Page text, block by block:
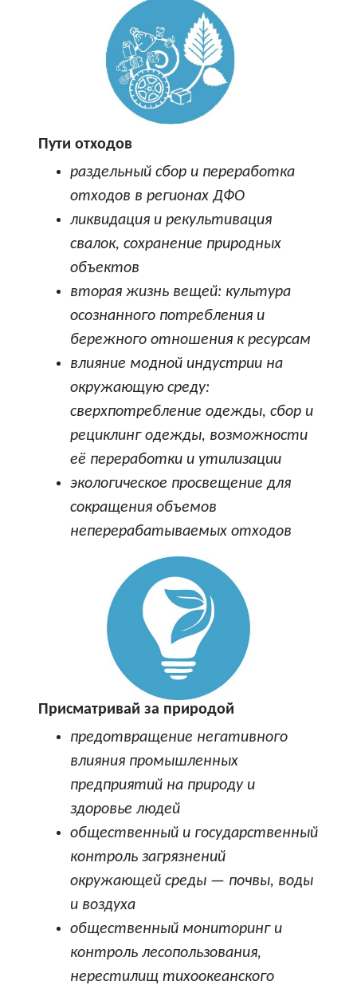
Пути отходов
раздельный сбор и переработка
отходов в регионах ДФО
ликвидация и рекультивация
свалок, сохранение природных
объектов
вторая жизнь вещей: культура
осознанного потребления и
бережного отношения к ресурсам
влияние модной индустрии на
окружающую среду:
сверхпотребление одежды, сбор и
рециклинг одежды, возможности
её переработки и утилизации
экологическое просвещение для
сокращения объемов
неперерабатываемых отходов
Присматривай за природой
предотвращение негативного
влияния промышленных
предприятий на природу и
здоровье людей
общественный и государственный
контроль загрязнений
окружающей среды — почвы, воды
и воздуха
общественный мониторинг и
контроль лесопользования,
нерестилищ тихоокеанского